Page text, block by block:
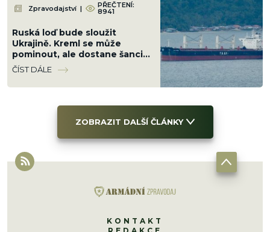
Zpravodajství | PŘEČTENÍ:
8941
Ruská loď bude sloužit
Ukrajině. Kreml se může
pominout, ale dostane šanci ji
v Černém moři potopit
ČÍST DÁLE
ZOBRAZIT DALŠÍ ČLÁNKY
KONTAKT